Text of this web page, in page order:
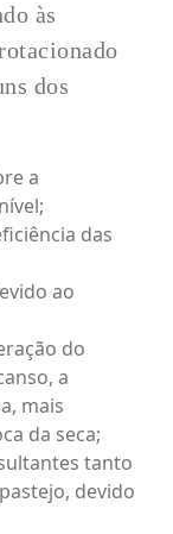
às
dos
a
das
ao
do
a
mais
da seca;
tanto
devido